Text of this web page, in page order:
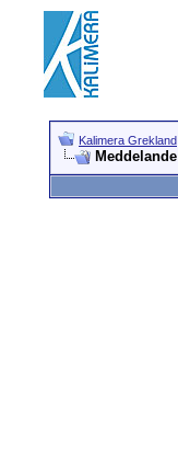
Kalimera Grekland
Meddelande